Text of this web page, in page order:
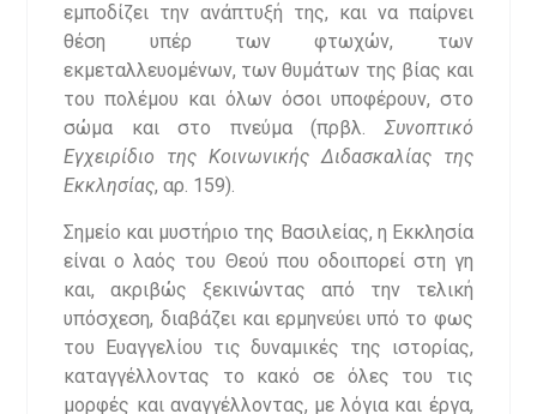
εμποδίζει την ανάπτυξή της, και να παίρνει
θέση υπέρ των φτωχών, των
εκμεταλλευομένων, των θυμάτων της βίας και
του πολέμου και όλων όσοι υποφέρουν, στο
σώμα και στο πνεύμα (πρβλ.Συνοπτικό
Εγχειρίδιο της Κοινωνικής Διδασκαλίας της
Εκκλησίας, αρ. 159).
Σημείο και μυστήριο της Βασιλείας, η Εκκλησία
είναι ο λαός του Θεού που οδοιπορεί στη γη
και, ακριβώς ξεκινώντας από την τελική
υπόσχεση, διαβάζει και ερμηνεύει υπό το φως
του Ευαγγελίου τις δυναμικές της ιστορίας,
καταγγέλλοντας το κακό σε όλες του τις
μορφές και αναγγέλλοντας, με λόγια και έργα,